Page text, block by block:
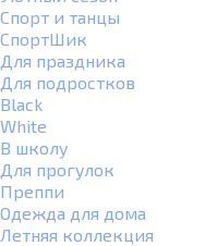
Спорт и танцы
СпортШик
Для праздника
Для подростков
Black
White
В школу
Для прогулок
Преппи
Одежда для дома
Летняя коллекция